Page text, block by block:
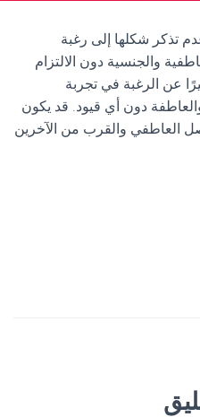
تذكر شكلها إلى رغبة
والجنسية دون الالتزام
عن الرغبة في تجربة
دون أي قيود. قد يكون
العاطفي والقرب من الآخرين